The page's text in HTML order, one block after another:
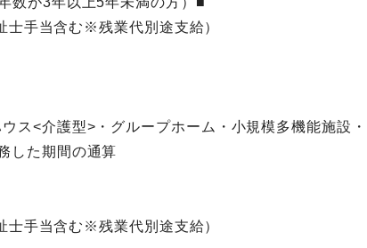
士手当含む※残業代別途支給）
ス<介護型>・グループホーム・小規模多機能施設
した期間の通算
士手当含む※残業代別途支給）